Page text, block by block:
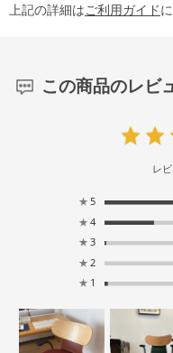
上記の詳細はご利用ガイド
この商品のレビ
レ
★ 5
★ 4
★ 3
★ 2
★ 1